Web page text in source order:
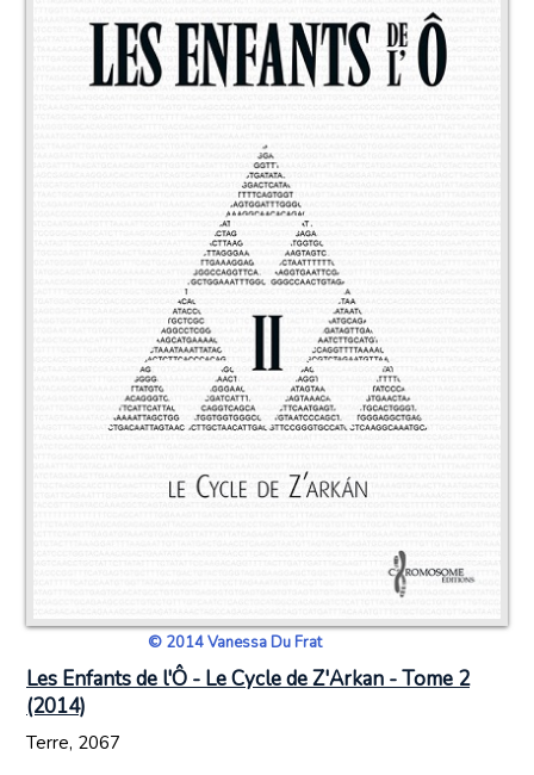
© 2014 Vanessa Du Frat
Les Enfants de l'Ô - Le Cycle de Z'Arkan - Tome 2
(2014)
Terre, 2067